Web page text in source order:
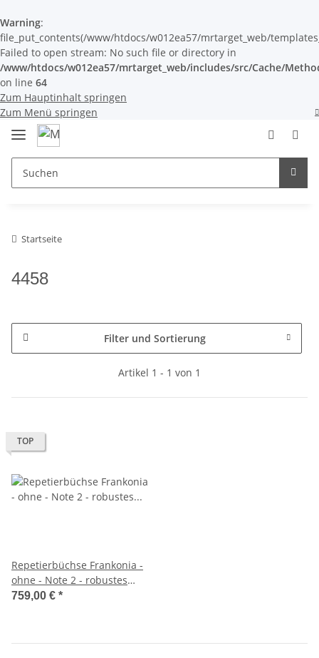
Warning:
file_put_contents(/www/htdocs/w012ea57/mrtarget_web/
Failed to open stream: No such file or directory in
/www/htdocs/w012ea57/mrtarget_web/includes/src/Cache/
on line 64
Zum Hauptinhalt springen
Zum Menü springen
Startseite
4458
Filter und Sortierung
Artikel 1 - 1 von 1
TOP
Repetierbüchse Frankonia -
ohne - Note 2 - robustes
98er System, deutscher
759,00 € *